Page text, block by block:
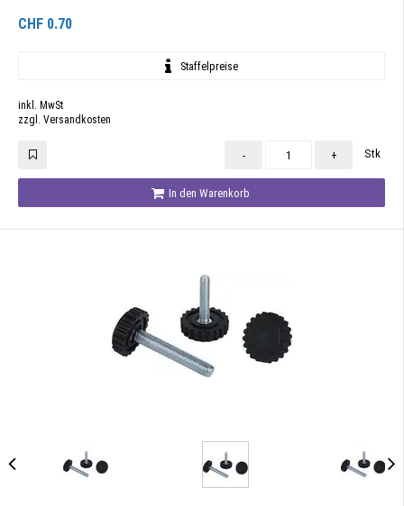
CHF 0.70
Staffelpreise
inkl. MwSt
zzgl. Versandkosten
- + Stk
In den Warenkorb